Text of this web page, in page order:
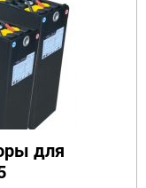
для